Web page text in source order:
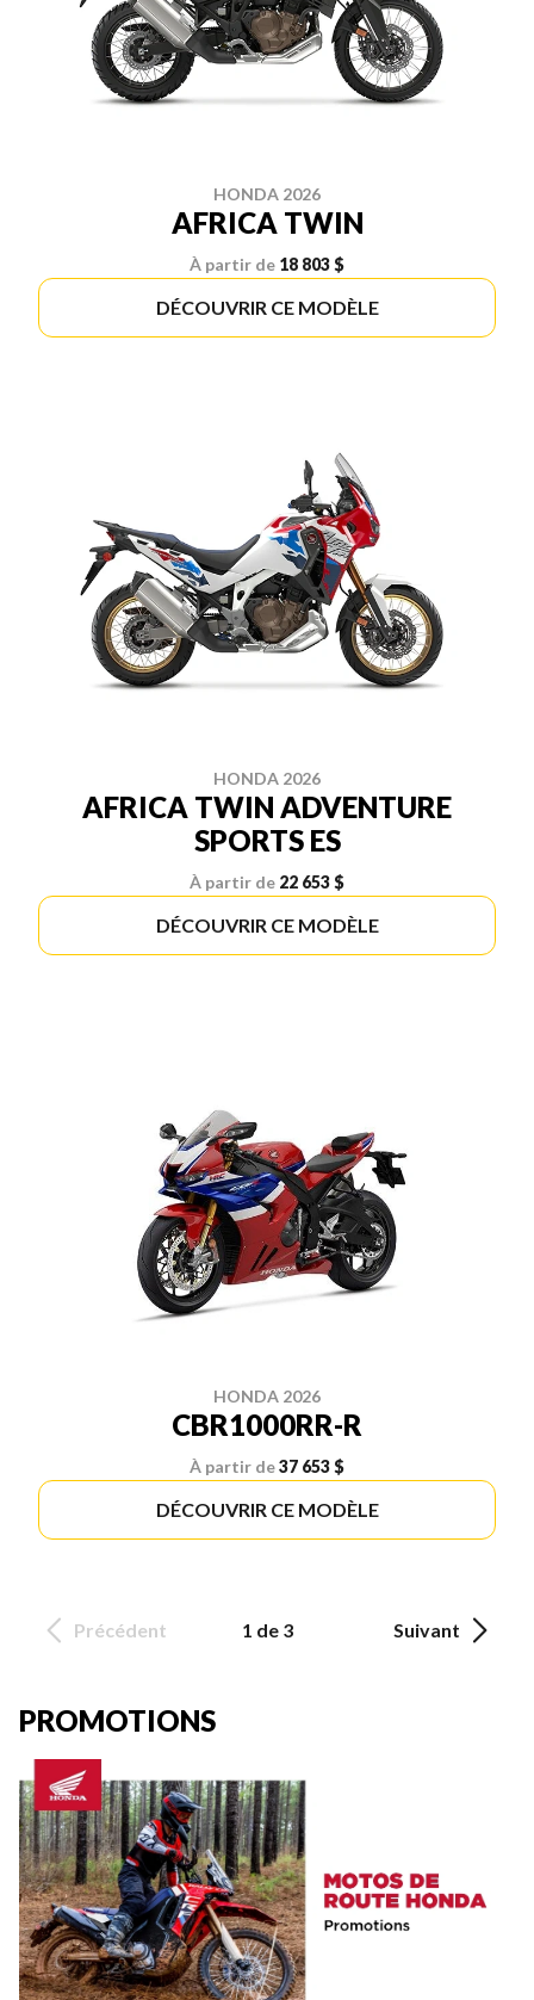
HONDA 2026
AFRICA TWIN
À partir de 18 803 $
DÉCOUVRIR CE MODÈLE
HONDA 2026
AFRICA TWIN ADVENTURE
SPORTS ES
À partir de 22 653 $
DÉCOUVRIR CE MODÈLE
HONDA 2026
CBR1000RR-R
À partir de37 653 $
DÉCOUVRIR CE MODÈLE
Précédent 1 de 3 Suivant
PROMOTIONS